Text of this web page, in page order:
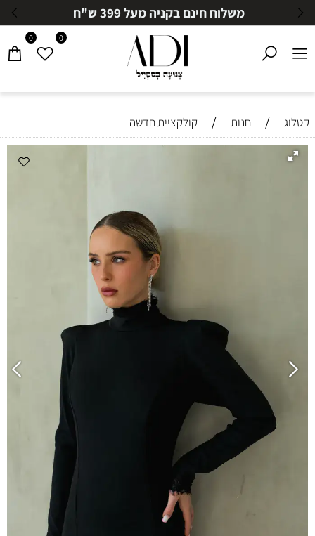
משלוח חינם בקניה מעל 399 ש"ח
0 0
קטלוג / חנות / קולקציית חדשה